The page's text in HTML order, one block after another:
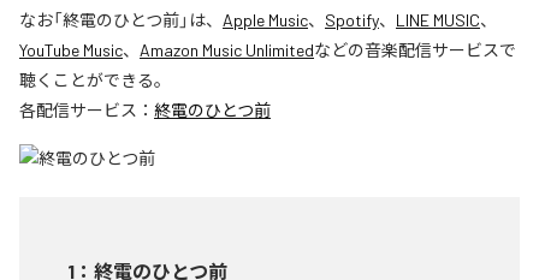
なお「終電のひとつ前」は、 Apple Music、 Spotify、 LINE MUSIC、
YouTube Music、 Amazon Music Unlimitedなどの音楽配信サービスで
聴くことができる。
各配信サービス： 終電のひとつ前
1 ： 終電のひとつ前